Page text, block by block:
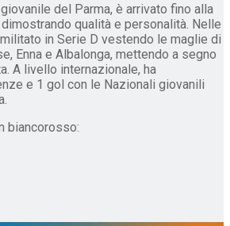
del Parma, è arrivato fino alla
qualità e personalità. Nelle
in Serie D vestendo le maglie di
Enna e Albalonga, mettendo a segno
A livello internazionale, ha
e 1 gol con le Nazionali giovanili
biancorosso: